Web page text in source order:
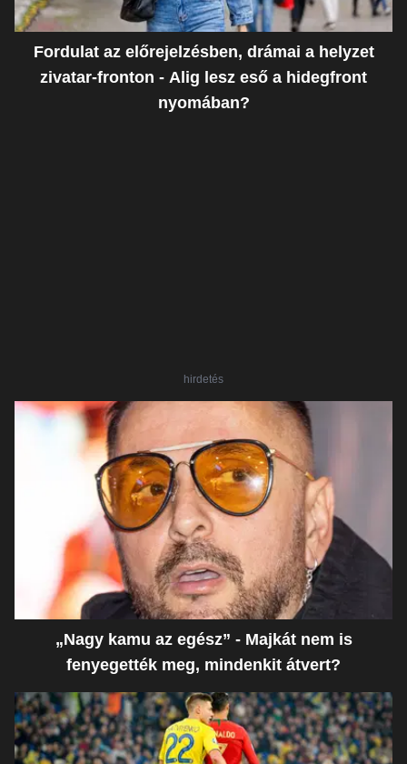
Fordulat az előrejelzésben, drámai a helyzet
zivatar-fronton - Alig lesz eső a hidegfront
nyomában?
hirdetés
„Nagy kamu az egész” - Majkát nem is
fenyegették meg, mindenkit átvert?